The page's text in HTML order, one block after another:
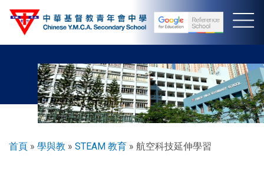
導
首頁 學與教 STEAM 教育 航空科技延伸學習